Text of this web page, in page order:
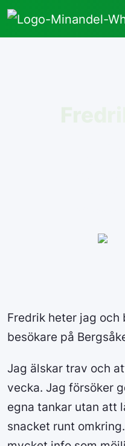
Fredrik heter jag och
besökare på
Jag älskar trav och
vecka. Jag försöker
egna tankar utan att
snacket runt